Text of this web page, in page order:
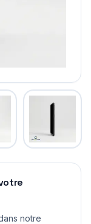
notre